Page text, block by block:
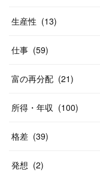
生産性 (13)
仕事 (59)
富の再分配 (21)
所得・年収 (100)
格差 (39)
発想 (2)